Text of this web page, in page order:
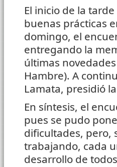
El inicio de la
buenas prácticas
domingo, el
entregando la
últimas
Hambre). A
Lamata, presidió
En síntesis, el
pues se pudo
dificultades, pero,
trabajando, cada
desarrollo de